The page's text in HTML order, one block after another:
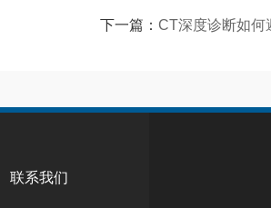
下一篇： CT深度诊断如何
联系我们